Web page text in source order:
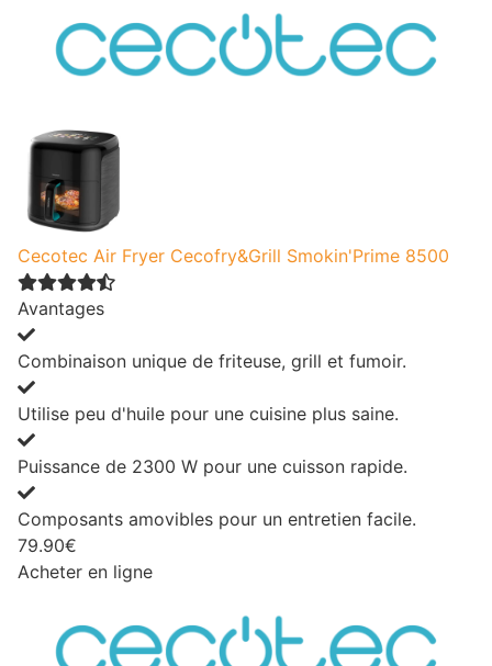
Cecotec Air Fryer Cecofry&Grill Smokin'Prime 8500
Avantages
Combinaison unique de friteuse, grill et fumoir.
Utilise peu d'huile pour une cuisine plus saine.
Puissance de 2300 W pour une cuisson rapide.
Composants amovibles pour un entretien facile.
79.90€
Acheter en ligne